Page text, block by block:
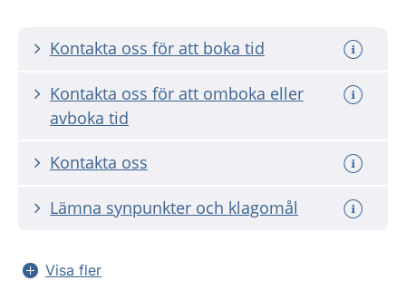
Kontakta oss för att boka tid
Kontakta oss för att omboka eller
avboka tid
Kontakta oss
Lämna synpunkter och klagomål
Visa fler